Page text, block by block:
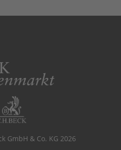
GmbH & Co. KG 2026